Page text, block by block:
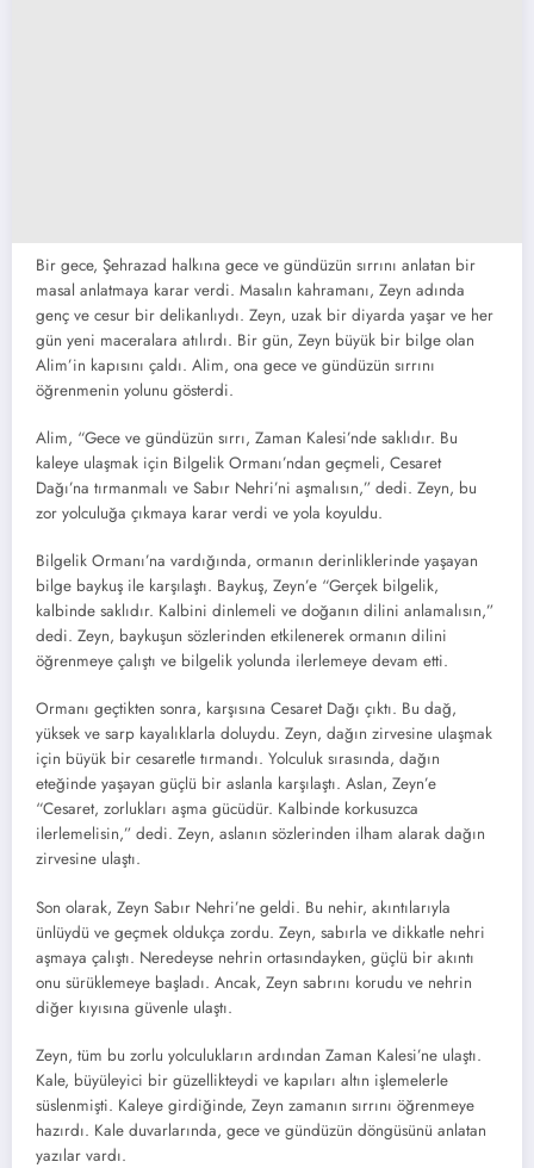
Bir gece, Şehrazad halkına gece ve gündüzün sırrını anlatan bir
masal anlatmaya karar verdi. Masalın kahramanı, Zeyn adında
genç ve cesur bir delikanlıydı. Zeyn, uzak bir diyarda yaşar ve her
gün yeni maceralara atılırdı. Bir gün, Zeyn büyük bir bilge olan
Alim’in kapısını çaldı. Alim, ona gece ve gündüzün sırrını
öğrenmenin yolunu gösterdi.
Alim, “Gece ve gündüzün sırrı, Zaman Kalesi’nde saklıdır. Bu
kaleye ulaşmak için Bilgelik Ormanı’ndan geçmeli, Cesaret
Dağı’na tırmanmalı ve Sabır Nehri’ni aşmalısın,” dedi. Zeyn, bu
zor yolculuğa çıkmaya karar verdi ve yola koyuldu.
Bilgelik Ormanı’na vardığında, ormanın derinliklerinde yaşayan
bilge baykuş ile karşılaştı. Baykuş, Zeyn’e “Gerçek bilgelik,
kalbinde saklıdır. Kalbini dinlemeli ve doğanın dilini anlamalısın,”
dedi. Zeyn, baykuşun sözlerinden etkilenerek ormanın dilini
öğrenmeye çalıştı ve bilgelik yolunda ilerlemeye devam etti.
Ormanı geçtikten sonra, karşısına Cesaret Dağı çıktı. Bu dağ,
yüksek ve sarp kayalıklarla doluydu. Zeyn, dağın zirvesine ulaşmak
için büyük bir cesaretle tırmandı. Yolculuk sırasında, dağın
eteğinde yaşayan güçlü bir aslanla karşılaştı. Aslan, Zeyn’e
“Cesaret, zorlukları aşma gücüdür. Kalbinde korkusuzca
ilerlemelisin,” dedi. Zeyn, aslanın sözlerinden ilham alarak dağın
zirvesine ulaştı.
Son olarak, Zeyn Sabır Nehri’ne geldi. Bu nehir, akıntılarıyla
ünlüydü ve geçmek oldukça zordu. Zeyn, sabırla ve dikkatle nehri
aşmaya çalıştı. Neredeyse nehrin ortasındayken, güçlü bir akıntı
onu sürüklemeye başladı. Ancak, Zeyn sabrını korudu ve nehrin
diğer kıyısına güvenle ulaştı.
Zeyn, tüm bu zorlu yolculukların ardından Zaman Kalesi’ne ulaştı.
Kale, büyüleyici bir güzellikteydi ve kapıları altın işlemelerle
süslenmişti. Kaleye girdiğinde, Zeyn zamanın sırrını öğrenmeye
hazırdı. Kale duvarlarında, gece ve gündüzün döngüsünü anlatan
yazılar vardı.